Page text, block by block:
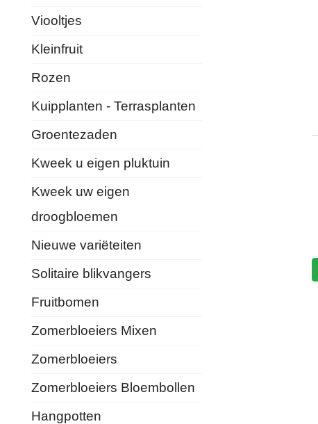
Viooltjes
Kleinfruit
Rozen
Kuipplanten - Terrasplanten
Groentezaden
Kweek u eigen pluktuin
Kweek uw eigen
droogbloemen
Nieuwe variëteiten
Solitaire blikvangers
Fruitbomen
Zomerbloeiers Mixen
Zomerbloeiers
Zomerbloeiers Bloembollen
Hangpotten